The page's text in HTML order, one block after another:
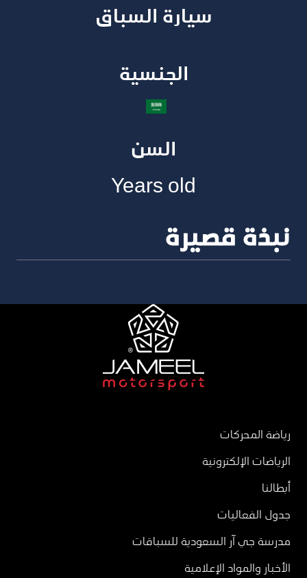
سيارة السباق​
الجنسية​
السن
Years old
نبذة قصيرة
رياضة المحركات
الرياضات الإلكترونية
أبطالنا
جدول الفعاليات
مدرسة جي آر السعودية للسباقات
الأخبار والمواد الإعلامية